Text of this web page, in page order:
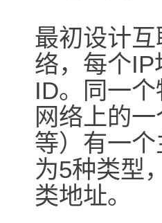
最初设计
络，每个
ID。同一
网络上的
等）有一
为5种类型
类地址。